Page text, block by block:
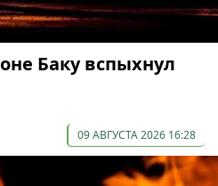
Баку вспыхнул
09 АВГУСТА 2026 16:28